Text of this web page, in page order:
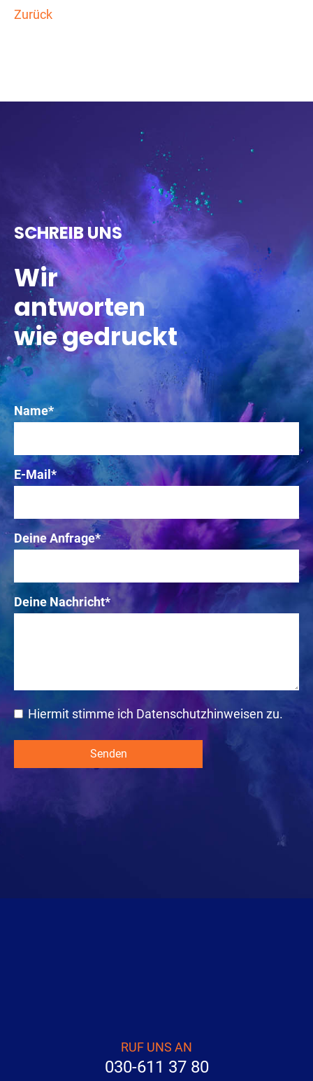
Zurück
SCHREIB UNS
Wir
antworten
wie gedruckt
Pflichtfeld
Name*
Pflichtfeld
E-Mail *
Pflichtfeld
Deine Anfrage*
Pflichtfeld
Deine Nachricht*
Hiermit stimme ich Datenschutzhinweisen zu.
Senden
RUF UNS AN
030-611 37 80